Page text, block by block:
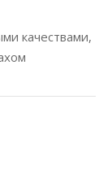
качествами,